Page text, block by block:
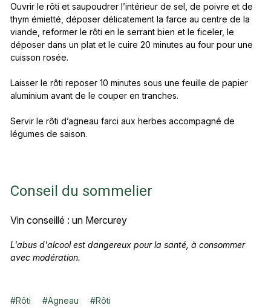
Ouvrir le rôti et saupoudrer l’intérieur de sel, de poivre et de
thym émietté, déposer délicatement la farce au centre de la
viande, reformer le rôti en le serrant bien et le ficeler, le
déposer dans un plat et le cuire 20 minutes au four pour une
cuisson rosée.
Laisser le rôti reposer 10 minutes sous une feuille de papier
aluminium avant de le couper en tranches.
Servir le rôti d’agneau farci aux herbes accompagné de
légumes de saison.
Conseil du sommelier
Vin conseillé : un Mercurey
L'abus d'alcool est dangereux pour la santé, à consommer
avec modération.
#Rôti #Agneau #Rôti